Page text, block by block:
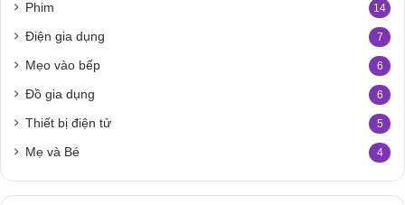
Phim 14
Điện gia dụng 7
Mẹo vào bếp 6
Đồ gia dụng 6
Thiết bị điện tử 5
Mẹ và Bé 4